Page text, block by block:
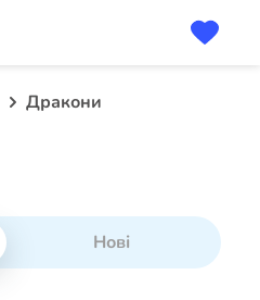
Дракони
Нові